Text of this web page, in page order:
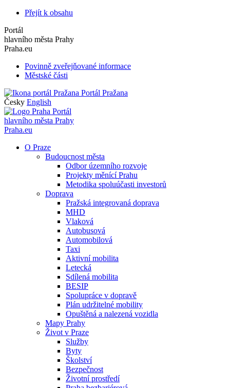
Přejít k obsahu
Portál
hlavního města Prahy
Praha.eu
Povinně zveřejňované informace
Městské části
Portál Pražana
Česky English
Portál
hlavního města Prahy
Praha.eu
O Praze
Budoucnost města
Odbor územního rozvoje
Projekty měnící Prahu
Metodika spoluúčasti investorů
Doprava
Pražská integrovaná doprava
MHD
Vlaková
Autobusová
Automobilová
Taxi
Aktivní mobilita
Letecká
Sdílená mobilita
BESIP
Spolupráce v dopravě
Plán udržitelné mobility
Opuštěná a nalezená vozidla
Mapy Prahy
Život v Praze
Služby
Byty
Školství
Bezpečnost
Životní prostředí